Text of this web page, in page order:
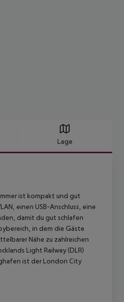
Lage
ist kompakt und gut
einen USB-Anschluss, eine
damit du gut schlafen
in dem die Gäste
Nähe zu zahlreichen
Light Railway (DLR)
ist der London City